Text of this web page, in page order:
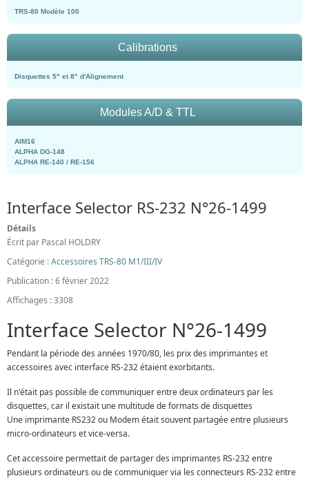
TRS-80 Modèle 100
Calibrations
Disquettes 5" et 8" d'Alignement
Modules A/D & TTL
AIM16
ALPHA DG-148
ALPHA RE-140 / RE-156
Interface Selector RS-232 N°26-1499
Détails
Écrit par Pascal HOLDRY
Catégorie :Accessoires TRS-80 M1/III/IV
Publication : 6 février 2022
Affichages : 3308
Interface Selector N°26-1499
Pendant la période des années 1970/80, les prix des imprimantes et
accessoires avec interface RS-232 étaient exorbitants.
Il n'était pas possible de communiquer entre deux ordinateurs par les
disquettes, car il existait une multitude de formats de disquettes
Une imprimante RS232 ou Modem était souvent partagée entre plusieurs
micro-ordinateurs et vice-versa.
Cet accessoire permettait de partager des imprimantes RS-232 entre
plusieurs ordinateurs ou de communiquer via les connecteurs RS-232 entre